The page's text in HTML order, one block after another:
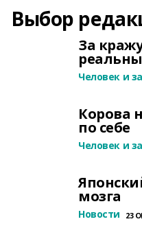
Выбор
За
Человек и
Корова
по себе
Человек и
мозга
Новости 23